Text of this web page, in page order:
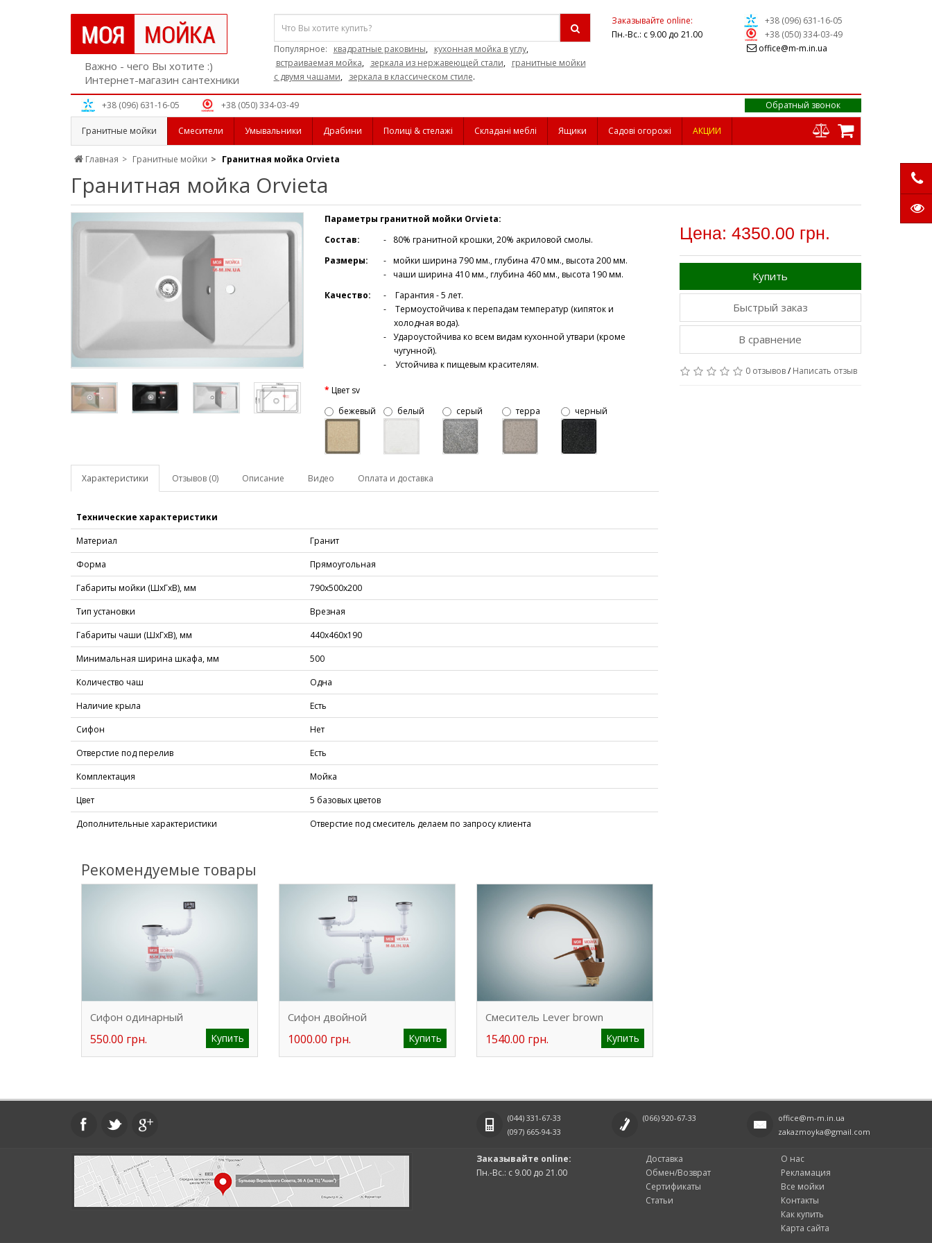
Важно - чего Вы хотите :)
Интернет-магазин сантехники
Популярное: квадратные раковины, кухонная мойка в углу,
встраиваемая мойка, зеркала из нержавеющей стали, гранитные мойки
с двумя чашами, зеркала в классическом стиле.
Заказывайте online:
Пн.-Вс.: с 9.00 до 21.00
+38 (096) 631-16-05
+38 (050) 334-03-49
office@m-m.in.ua
+38 (096) 631-16-05 +38 (050) 334-03-49 Обратный звонок
Гранитные мойки Смесители Умывальники Драбини Полиці & стелажі Складані меблі Ящики Садові огорожі АКЦИИ
Главная Гранитные мойки Гранитная мойка Orvieta
Гранитная мойка Orvieta
Параметры гранитной мойки Orvieta:
Состав:
80% гранитной крошки, 20% акриловой смолы.
Размеры:
мойки ширина 790 мм., глубина 470 мм., высота 200 мм.
чаши ширина 410 мм., глубина 460 мм., высота 190 мм.
Качество:
Гарантия - 5 лет.
Термоустойчива к перепадам температур (кипяток и
холодная вода).
Удароустойчива ко всем видам кухонной утвари (кроме
чугунной).
Устойчива к пищевым красителям.
Цвет sv
бежевый
белый серый терра черный
Характеристики Отзывов (0) Описание Видео Оплата и доставка
Технические характеристики
Материал
Гранит
Форма
Прямоугольная
Габариты мойки (ШхГхВ), мм
790х500х200
Тип установки
Врезная
Габариты чаши (ШхГхВ), мм
440х460х190
Минимальная ширина шкафа, мм
500
Количество чаш
Одна
Наличие крыла
Есть
Сифон
Нет
Отверстие под перелив
Есть
Комплектация
Мойка
Цвет
5 базовых цветов
Дополнительные характеристики
Отверстие под смеситель делаем по запросу клиента
Цена: 4350.00 грн.
Купить
Быстрый заказ
В сравнение
0 отзывов/Написать отзыв
Рекомендуемые товары
Сифон одинарный
550.00 грн. Купить
Сифон двойной
1000.00 грн. Купить
Смеситель Lever brown
1540.00 грн. Купить
(044) 331-67-33
(097) 665-94-33
(066) 920-67-33
office@m-m.in.ua
zakazmoyka@gmail.com
Заказывайте online:
Пн.-Вс.: с 9.00 до 21.00
Доставка
Обмен/Возврат
Сертификаты
Статьи
О нас
Рекламация
Все мойки
Контакты
Как купить
Карта сайта